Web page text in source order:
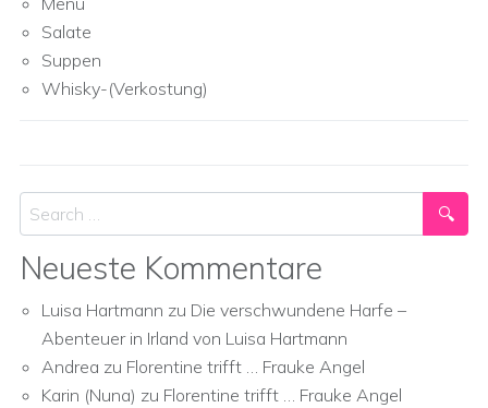
Salate
Suppen
Whisky-(Verkostung)
Search
Neueste Kommentare
Luisa Hartmann zu Die verschwundene Harfe –
Abenteuer in Irland von Luisa Hartmann
Andrea zu Florentine trifft … Frauke Angel
Karin (Nuna) zu Florentine trifft … Frauke Angel